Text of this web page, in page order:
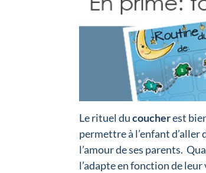
Le rituel ducoucherest
permettre à l’enfant
l’amour de ses parents.
l’adapte en fonction de